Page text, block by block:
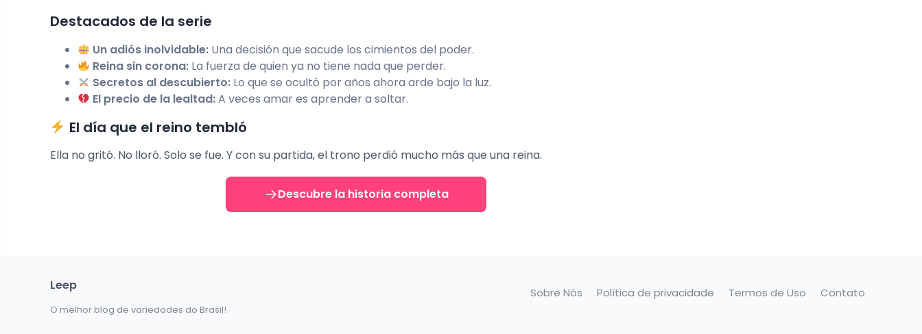
Destacados de la serie
Un adiós inolvidable: Una decisión que sacude los cimientos del poder.
Reina sin corona: La fuerza de quien ya no tiene nada que perder.
Secretos al descubierto: Lo que se ocultó por años ahora arde bajo la luz.
El precio de la lealtad:A veces amar es aprender a soltar.
El día que el reino tembló
Ella no gritó. No lloró. Solo se fue. Y con su partida, el trono perdió mucho más que una reina.
Descubre la historia completa
Leep
O melhor blog de variedades do Brasil!
Sobre Nós Política de privacidade Termos de Uso Contato